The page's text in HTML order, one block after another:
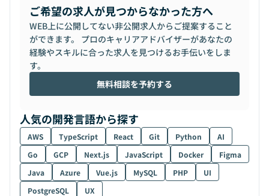
ご希望の求人が見つからなかった方へ
WEB上に公開してない非公開求人からご提案すること
ができます。 プロのキャリアアドバイザーがあなたの
経験やスキルに合った求人を見つけるお手伝いをしま
す。
無料相談を予約する
人気の開発言語から探す
AWS TypeScript React Git Python
AI
Go
GCP Next.js JavaScript Docker
Figma
Java
Azure Vue.js MySQL PHP
UI
PostgreSQL
UX